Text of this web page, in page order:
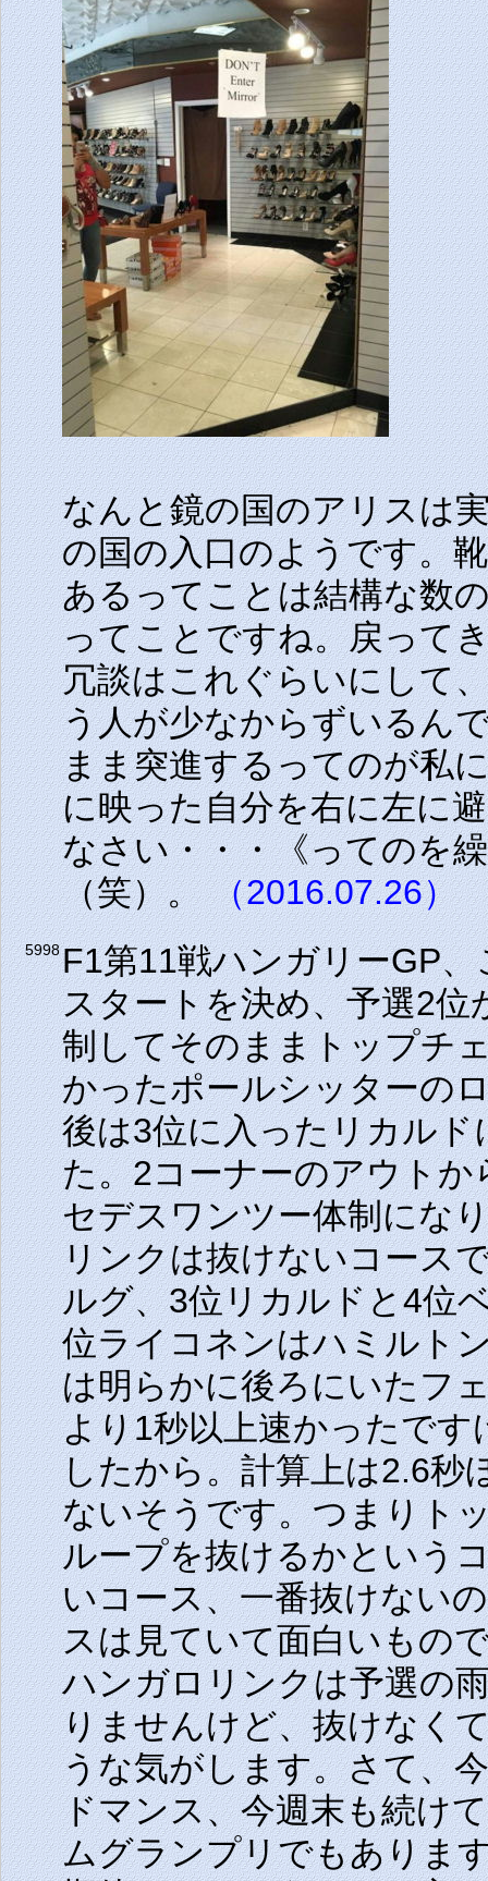
なんと鏡の国のアリスは
の国の入口のようです。
あるってことは結構な数
ってことですね。戻って
冗談はこれぐらいにして
う人が少なからずいるん
まま突進するってのが私
に映った自分を右に左に
なさい・・・《ってのを
（笑）。（2016.07.26）
5998F1第11戦ハンガリーGP
スタートを決め、予選2
制してそのままトップチ
かったポールシッターの
後は3位に入ったリカル
た。2コーナーのアウト
セデスワンツー体制にな
リンクは抜けないコース
ルグ、3位リカルドと4位
位ライコネンはハミルト
は明らかに後ろにいたフ
より1秒以上速かったで
したから。計算上は2.6秒
ないそうです。つまりト
ループを抜けるかという
いコース、一番抜けない
スは見ていて面白いもの
ハンガロリンクは予選の
りませんけど、抜けなく
うな気がします。さて、
ドマンス、今週末も続け
ムグランプリでもありま